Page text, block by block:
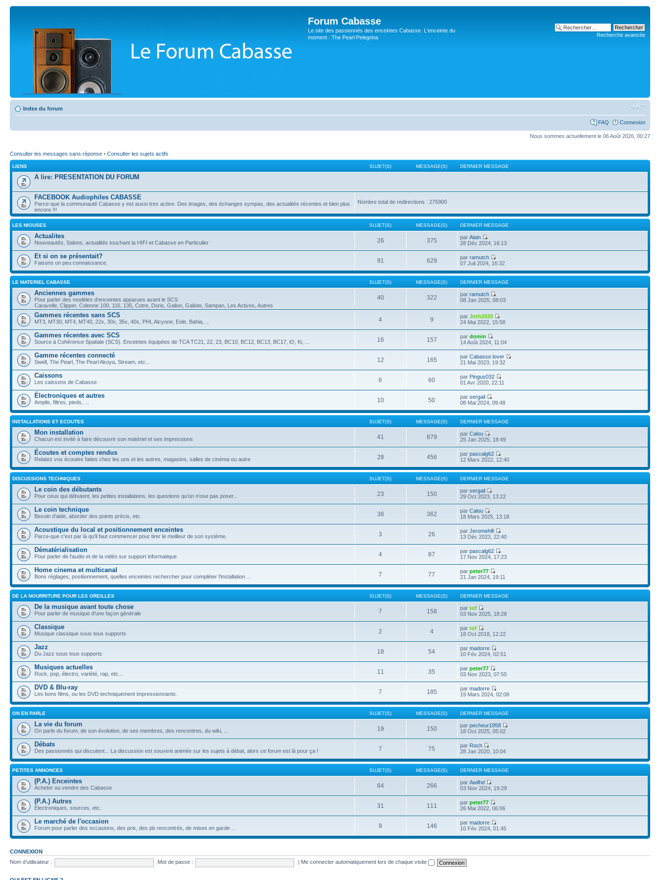
Forum Cabasse
Le site des passionnés des enceintes Cabasse. L'enceinte du
moment : The Pearl Pelegrina
Recherche avancée
Index du forum
FAQ Connexion
Nous sommes actuellement le 06 Août 2026, 00:27
Consulter les messages sans réponse • Consulter les sujets actifs
LIENS SUJET(S) MESSAGE(S) DERNIER MESSAGE
A lire: PRESENTATION DU FORUM
FACEBOOK Audiophiles CABASSE
Parce-que la communauté Cabasse y est aussi tres active. Des images, des échanges sympas, des actualités récentes et bien plus
encore !!!
Nombre total de redirections : 275900
LES NIOUSES SUJET(S) MESSAGE(S) DERNIER MESSAGE
Actualites
Nouveautés, Salons, actualités touchant la HIFI et Cabasse en Particulier 26 375 parAlain
28 Déc 2024, 16:13
Et si on se présentait?
Faisons un peu connaissance. 91 629 parramutch
07 Juil 2024, 16:32
LE MATERIEL CABASSE SUJET(S) MESSAGE(S) DERNIER MESSAGE
Anciennes gammes
Pour parler des modèles d'enceintes apparues avant le SCS
Caravelle, Clipper, Colonne 100, 116, 135, Cotre, Doris, Galion, Galiote, Sampan, Les Actives, Autres
40 322 parramutch
08 Jan 2025, 08:03
Gammes récentes sans SCS
MT3, MT30, MT4, MT40, 22x, 30x, 35x, 40x, PHI, Alcyone, Eole, Bahia, ... 4 9 parJnth2020
24 Mai 2022, 15:58
Gammes récentes avec SCS
Source à Cohérence Spatiale (SCS). Enceintes équipées de TCA TC21, 22, 23, BC10, BC12, BC13, BC17, iO, Ki, ... 16 157 pardomin
14 Août 2024, 11:04
Gamme récentes connecté
Swell, The Pearl, The Pearl Akoya, Stream, etc... 12 165 parCabasse lover
21 Mai 2023, 19:32
Caissons
Les caissons de Cabasse 6 60 par Pingus032
01 Avr 2020, 22:11
Électroniques et autres
Amplis, filtres, pieds, ... 10 50 parsergail
08 Mai 2024, 09:48
INSTALLATIONS ET ECOUTES SUJET(S) MESSAGE(S) DERNIER MESSAGE
Mon installation
Chacun est invité à faire découvrir son matériel et ses impressions 41 879 parCalou
25 Jan 2025, 18:49
Écoutes et comptes rendus
Relatez vos écoutes faites chez les uns et les autres, magasins, salles de cinéma ou autre 28 456 parpascalg62
12 Mars 2022, 12:40
DISCUSSIONS TECHNIQUES SUJET(S) MESSAGE(S) DERNIER MESSAGE
Le coin des débutants
Pour ceux qui débutent, les petites installations, les questions qu'on n'ose pas poser... 23 150 parsergail
29 Oct 2023, 13:22
Le coin technique
Besoin d'aide, aborder des points précis, etc. 38 362 parCalou
18 Mars 2025, 13:18
Acoustique du local et positionnement enceintes
Parce-que c'est par là qu'il faut commencer pour tirer le meilleur de son système. 3 26 parJeromehifi
13 Déc 2023, 22:40
Dématérialisation
Pour parler de l'audio et de la vidéo sur support informatique 4 87 parpascalg62
17 Nov 2024, 17:23
Home cinema et multicanal
Bons réglages, positionnement, quelles enceintes rechercher pour compléter l'installation ... 7 77 parpeter77
21 Jan 2024, 19:11
DE LA NOURRITURE POUR LES OREILLES SUJET(S) MESSAGE(S) DERNIER MESSAGE
De la musique avant toute chose
Pour parler de musique d'une façon générale 7 158 partof
03 Nov 2025, 18:28
Classique
Musique classique sous tous supports 2 4 partof
18 Oct 2018, 12:22
Jazz
Du Jazz sous tous supports 18 54 parmadorre
10 Fév 2024, 02:51
Musiques actuelles
Rock, pop, électro, variété, rap, etc... 11 35 parpeter77
03 Nov 2023, 07:55
DVD & Blu-ray
Les bons films, ou les DVD techniquement impressionnants. 7 185 parmadorre
19 Mars 2024, 02:08
ON EN PARLE SUJET(S) MESSAGE(S) DERNIER MESSAGE
La vie du forum
On parle du forum, de son évolution, de ses membres, des rencontres, du wiki, ... 19 150 parpecheur1958
18 Oct 2025, 05:02
Débats
Des passionnés qui discutent... La discussion est souvent animée sur les sujets à débat, alors ce forum est là pour ça ! 7 75 par Roch
28 Jan 2020, 10:04
PETITES ANNONCES SUJET(S) MESSAGE(S) DERNIER MESSAGE
(P.A.) Enceintes
Acheter ou vendre des Cabasse 64 266 parAwilhd
03 Nov 2024, 19:29
(P.A.) Autres
Electroniques, sources, etc. 31 111 parpeter77
26 Mai 2022, 06:06
Le marché de l'occasion
Forum pour parler des occasions, des prix, des pb rencontrés, de mises en garde ... 9 146 parmadorre
10 Fév 2024, 01:45
CONNEXION
Nom d’utilisateur :
Mot de passe : Me connecter automatiquement lors de chaque visite